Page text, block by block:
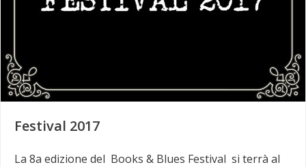
Festival 2017
La 8a edizione del Books & Blues Festival si terrà al